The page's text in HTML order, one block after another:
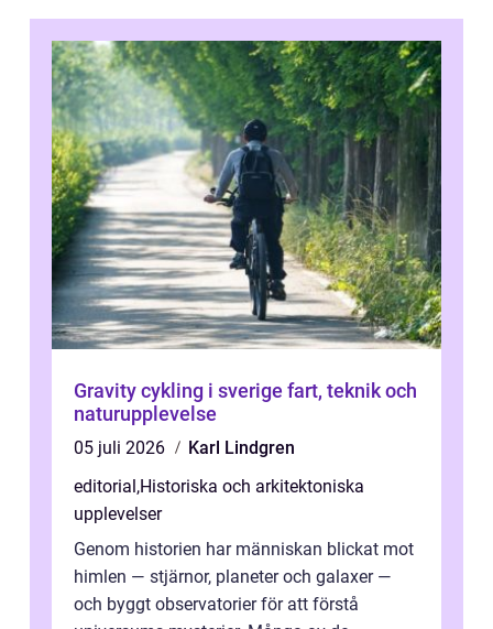
Gravity cykling i sverige fart, teknik och
naturupplevelse
05 juli 2026
Karl Lindgren
editorial ,Historiska och arkitektoniska
upplevelser
Genom historien har människan blickat mot
himlen — stjärnor, planeter och galaxer —
och byggt observatorier för att förstå